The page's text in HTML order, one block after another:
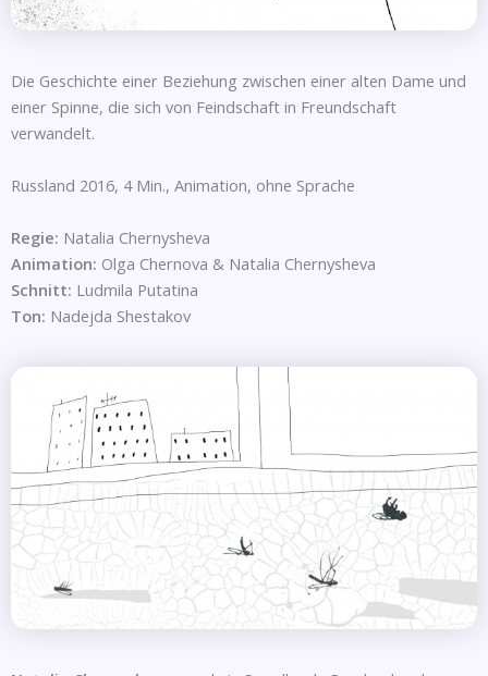
Die Geschichte einer Beziehung zwischen einer alten Dame und
einer Spinne, die sich von Feindschaft in Freundschaft
verwandelt.
Russland 2016, 4 Min., Animation, ohne Sprache
Regie: Natalia Chernysheva
Animation: Olga Chernova & Natalia Chernysheva
Schnitt: Ludmila Putatina
Ton: Nadejda Shestakov